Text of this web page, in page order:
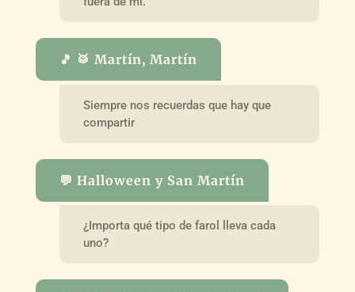
🎵 🥁 Martín, Martín
Siempre nos recuerdas que hay que
compartir
💬 Halloween y San Martín
¿Importa qué tipo de farol lleva cada
uno?